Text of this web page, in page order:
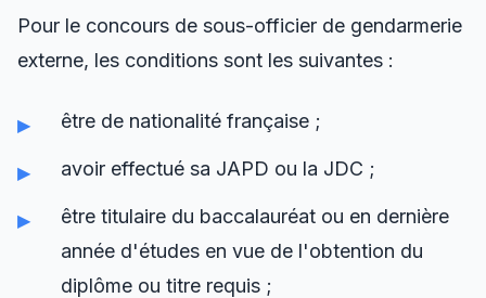
Pour le concours de sous-officier de gendarmerie
externe, les conditions sont les suivantes :
être de nationalité française ;
avoir effectué sa JAPD ou la JDC ;
être titulaire du baccalauréat ou en dernière
année d'études en vue de l'obtention du
diplôme ou titre requis ;